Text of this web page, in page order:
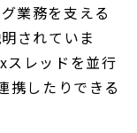
業務を支える
されていま
レッドを並行
携したりできる